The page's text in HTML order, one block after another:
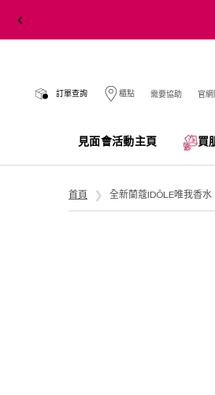
訂單查詢 櫃點 需要協助
官
見面會活動主頁 買
首頁 全新蘭蔻IDÔLE唯我香水